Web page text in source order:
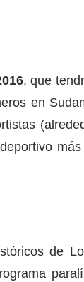
, que
en
de